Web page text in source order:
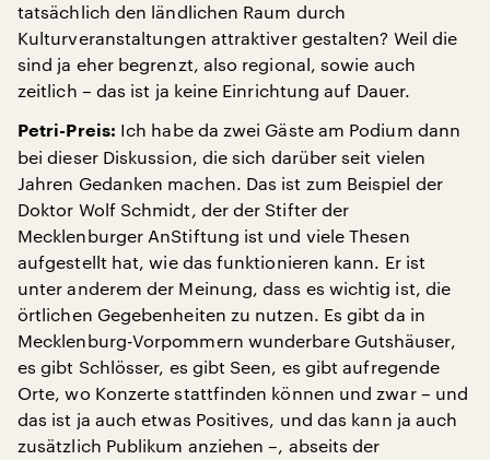
tatsächlich den ländlichen Raum durch
Kulturveranstaltungen attraktiver gestalten? Weil die
sind ja eher begrenzt, also regional, sowie auch
zeitlich – das ist ja keine Einrichtung auf Dauer.
Petri-Preis: Ich habe da zwei Gäste am Podium dann
bei dieser Diskussion, die sich darüber seit vielen
Jahren Gedanken machen. Das ist zum Beispiel der
Doktor Wolf Schmidt, der der Stifter der
Mecklenburger AnStiftung ist und viele Thesen
aufgestellt hat, wie das funktionieren kann. Er ist
unter anderem der Meinung, dass es wichtig ist, die
örtlichen Gegebenheiten zu nutzen. Es gibt da in
Mecklenburg-Vorpommern wunderbare Gutshäuser,
es gibt Schlösser, es gibt Seen, es gibt aufregende
Orte, wo Konzerte stattfinden können und zwar – und
das ist ja auch etwas Positives, und das kann ja auch
zusätzlich Publikum anziehen –, abseits der